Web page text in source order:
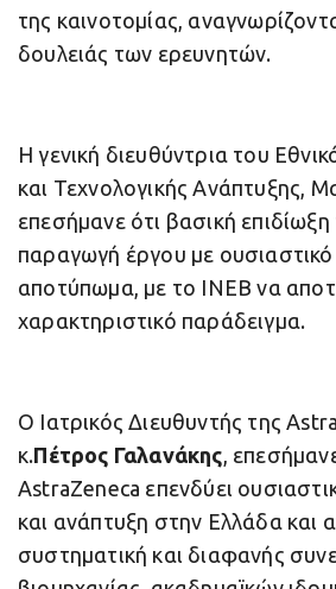
της καινοτομίας,
δουλειάς των ερευνητών.
Η γενική διευθύντρια του
και Τεχνολογικής Ανάπτυξης,
επεσήμανε ότι βασική
παραγωγή έργου με ουσιαστικό
αποτύπωμα, με το ΙΝΕΒ να
χαρακτηριστικό παράδειγμα.
Ο Ιατρικός Διευθυντής της
κ.Πέτρος Γαλανάκης ,
AstraZeneca επενδύει
και ανάπτυξη στην Ελλάδα και
συστηματική και διαφανής